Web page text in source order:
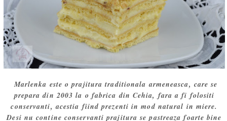
Marlenka este o prajitura traditionala armeneasca, care se
prepara din 2003 la o fabrica din Cehia, fara a fi folositi
conservanti, acestia fiind prezenti in mod natural in miere.
Desi nu contine conservanti prajitura se pastreaza foarte bine